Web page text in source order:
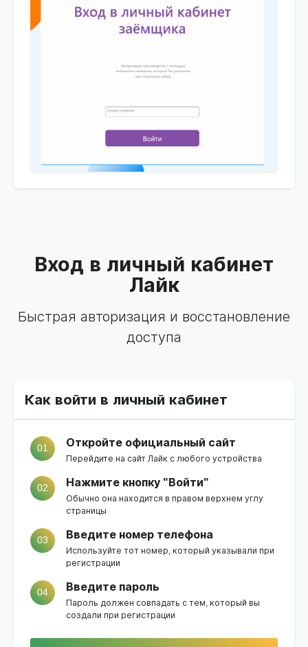
Вход в личный кабинет
Лайк
Быстрая авторизация и восстановление
доступа
Как войти в личный кабинет
01 Откройте официальный сайт
Перейдите на сайт Лайк с любого устройства
02 Нажмите кнопку "Войти"
Обычно она находится в правом верхнем углу
страницы
03 Введите номер телефона
Используйте тот номер, который указывали при
регистрации
04 Введите пароль
Пароль должен совпадать с тем, который вы
создали при регистрации